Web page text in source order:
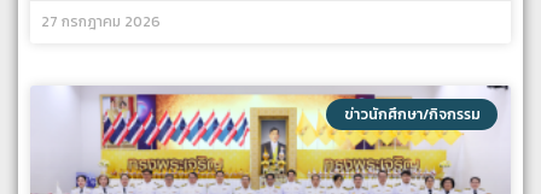
27 กรกฎาคม 2026
ข่าวนักศึกษา/กิจกรรม